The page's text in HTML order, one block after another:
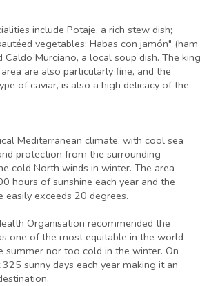
include Potaje, a rich stew dish;
vegetables; Habas con jamón" (ham
Caldo Murciano, a local soup dish. The king
are also particularly fine, and the
of caviar, is also a high delicacy of the
Mediterranean climate, with cool sea
protection from the surrounding
cold North winds in winter. The area
hours of sunshine each year and the
easily exceeds 20 degrees.
Organisation recommended the
one of the most equitable in the world -
summer nor too cold in the winter. On
sunny days each year making it an